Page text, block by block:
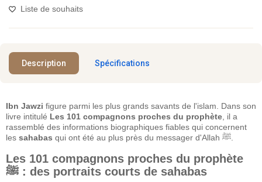
Liste de souhaits
Description Spécifications
Ibn Jawzi figure parmi les plus grands savants de l'islam. Dans son
livre intitulé Les 101 compagnons proches du prophète , il a
rassemblé des informations biographiques fiables qui concernent
les sahabas
Les 101 compagnons proches du prophète
ﷺ : des portraits courts de sahabas